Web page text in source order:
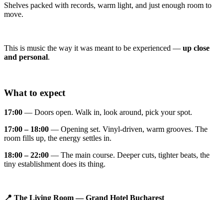
Shelves packed with records, warm light, and just enough room to
move.
This is music the way it was meant to be experienced — up close
and personal.
What to expect
17:00 — Doors open. Walk in, look around, pick your spot.
17:00 – 18:00 — Opening set. Vinyl-driven, warm grooves. The
room fills up, the energy settles in.
18:00 – 22:00 — The main course. Deeper cuts, tighter beats, the
tiny establishment does its thing.
📍 The Living Room — Grand Hotel Bucharest